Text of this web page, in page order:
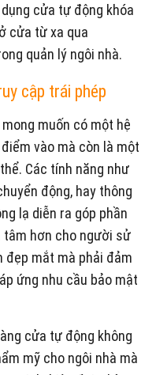
cửa tự động khóa
cửa từ xa qua
quản lý ngôi nhà.
cập trái phép
muốn có một hệ
vào mà còn là một
Các tính năng như
động, hay thông
lạ diễn ra góp phần
tâm hơn cho người sử
đẹp mắt mà phải đảm
ứng nhu cầu bảo mật
cửa tự động không
mỹ cho ngôi nhà mà